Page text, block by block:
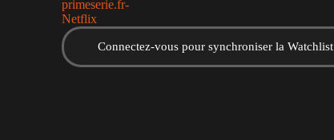
Connectez-vous pour synchroniser la Watchlist